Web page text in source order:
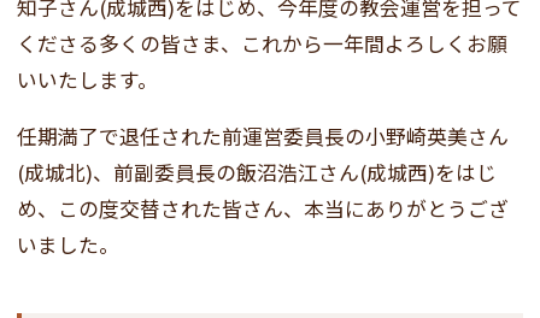
知子さん(成城西)をはじめ、今年度の教会運営を担って
くださる多くの皆さま、これから一年間よろしくお願
いいたします。
任期満了で退任された前運営委員長の小野崎英美さん
(成城北)、前副委員長の飯沼浩江さん(成城西)をはじ
め、この度交替された皆さん、本当にありがとうござ
いました。